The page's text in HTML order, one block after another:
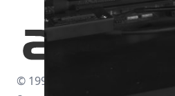
© 1997-2026